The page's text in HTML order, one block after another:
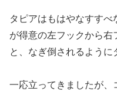
タピアはもはやなすす
が得意の左フックから右
と、なぎ倒されるように
一応立ってきましたが、